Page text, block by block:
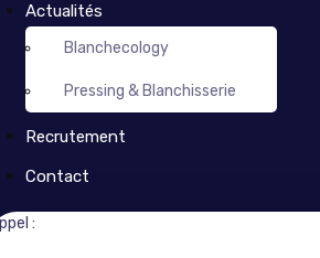
Actualités
Blanchecology
Pressing & Blanchisserie
Recrutement
Contact
: